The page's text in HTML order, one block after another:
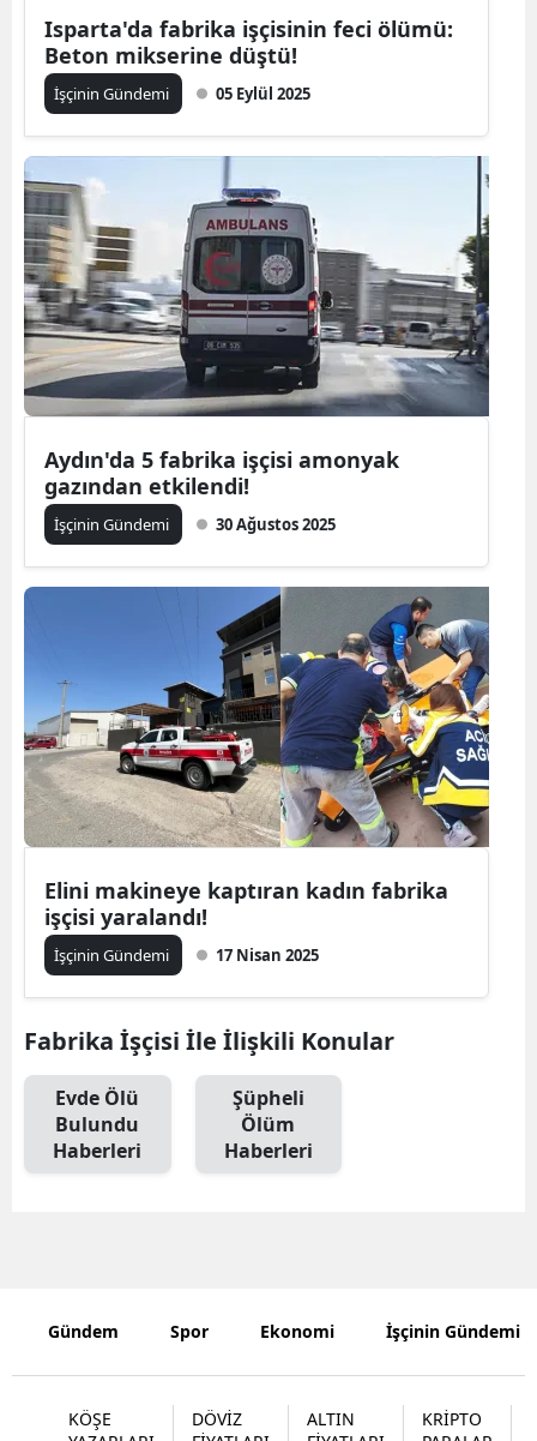
Giresun
Hakkari
Hatay
Isparta
Mersin
Kayseri
Kırklareli
Kırşehir
Kocaeli
Konya
Kütahya
Manisa
Ordu
Rize
Sakarya
Isparta'da fabrika işçisinin feci ölümü:
Beton mikserine düştü!
İşçinin Gündemi 05 Eylül 2025
Aydın'da 5 fabrika işçisi amonyak
gazından etkilendi!
İşçinin Gündemi 30 Ağustos 2025
Elini makineye kaptıran kadın fabrika
işçisi yaralandı!
İşçinin Gündemi 17 Nisan 2025
Fabrika İşçisi İle İlişkili Konular
Evde Ölü
Bulundu
Haberleri
Şüpheli
Ölüm
Haberleri
Gündem Spor Ekonomi İşçinin Gündemi
KÖŞE
DÖVİZ
ALTIN
KRİPTO